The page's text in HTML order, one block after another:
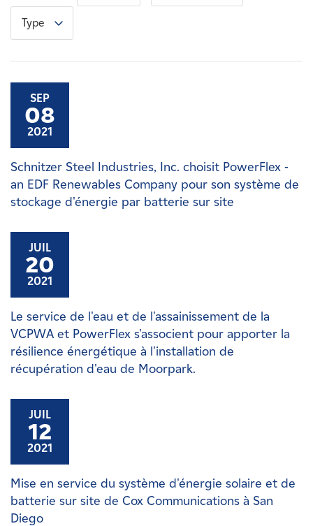
Contactez-nous
Type
SEP
08
2021
Schnitzer Steel Industries, Inc. choisit PowerFlex -
an EDF Renewables Company pour son système de
stockage d'énergie par batterie sur site
JUIL
20
2021
Le service de l'eau et de l'assainissement de la
VCPWA et PowerFlex s'associent pour apporter la
résilience énergétique à l'installation de
récupération d'eau de Moorpark.
JUIL
12
2021
Mise en service du système d'énergie solaire et de
batterie sur site de Cox Communications à San
Diego